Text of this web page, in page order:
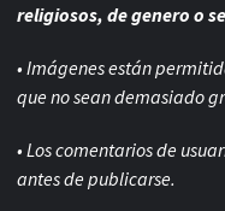
religiosos, de genero o
• Imágenes están
que no sean demasiado
• Los comentarios de
antes de publicarse.